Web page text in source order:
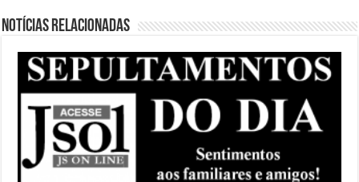
Notícias relacionadas